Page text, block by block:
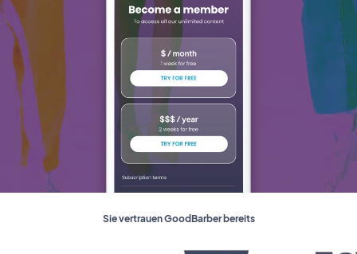
Sie vertrauen GoodBarber bereits